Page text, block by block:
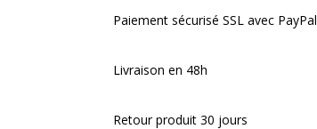
Paiement sécurisé SSL avec PayPal
Livraison en 48h
Retour produit 30 jours